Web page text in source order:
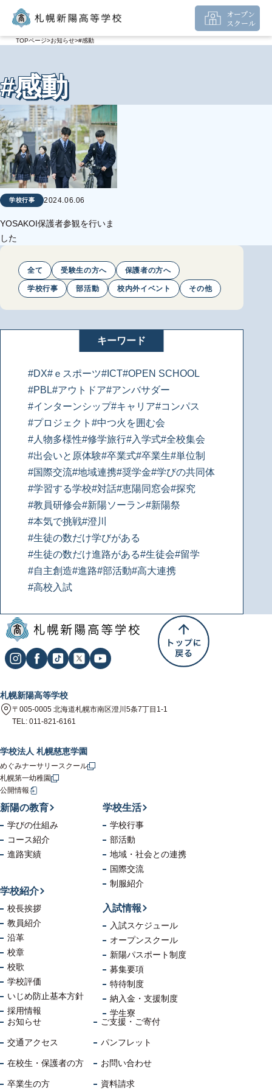
オープン
スクール
TOPページ お知らせ #感動
#感動
学校行事 2024.06.06
YOSAKOI保護者参観を行いま
した
全て 受験生の方へ 保護者の方へ
学校行事 部活動 校内外イベント その他
キーワード
#DX#ｅスポーツ#ICT#OPEN SCHOOL
#PBL#アウトドア#アンバサダー
#インターンシップ#キャリア#コンパス
#プロジェクト #中つ火を囲む会
#人物多様性#修学旅行#入学式#全校集会
#出会いと原体験#卒業式#卒業生#単位制
#国際交流#地域連携#奨学金#学びの共同体
#学習する学校#対話#恵陽同窓会#探究
#教員研修会#新陽ソーラン#新陽祭
#本気で挑戦#澄川
#生徒の数だけ学びがある
#生徒の数だけ進路がある#生徒会#留学
#自主創造#進路#部活動#高大連携
#高校入試
札幌新陽高等学校
〒005-0005 北海道札幌市南区澄川5条7丁目1-1
TEL: 011-821-6161
学校法人 札幌慈恵学園
めぐみナーサリースクール
札幌第一幼稚園
公開情報
新陽の教育
学びの仕組み
コース紹介
進路実績
学校生活
学校行事
部活動
地域・社会との連携
国際交流
制服紹介
学校紹介
校長挨拶
教員紹介
沿革
校章
校歌
学校評価
いじめ防止基本方針
採用情報
入試情報
入試スケジュール
オープンスクール
新陽パスポート制度
募集要項
特待制度
納入金・支援制度
学生寮
お知らせ
交通アクセス
在校生・保護者の方
卒業生の方
ご支援・ご寄付
パンフレット
お問い合わせ
資料請求